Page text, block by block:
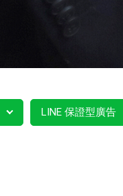
LINE 保證型廣告